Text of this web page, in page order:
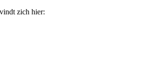
zich hier: